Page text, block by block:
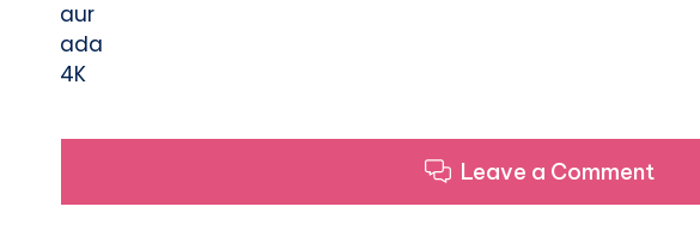
Leave a Comment